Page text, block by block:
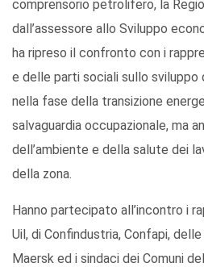
comprensorio petrolifero, la
dall’assessore allo Sviluppo
ha ripreso il confronto con i
e delle parti sociali sullo
nella fase della transizione
salvaguardia occupazionale, ma
dell’ambiente e della salute dei
della zona.
Hanno partecipato all’incontro i
Uil, di Confindustria, Confapi,
Maersk ed i sindaci dei Comuni